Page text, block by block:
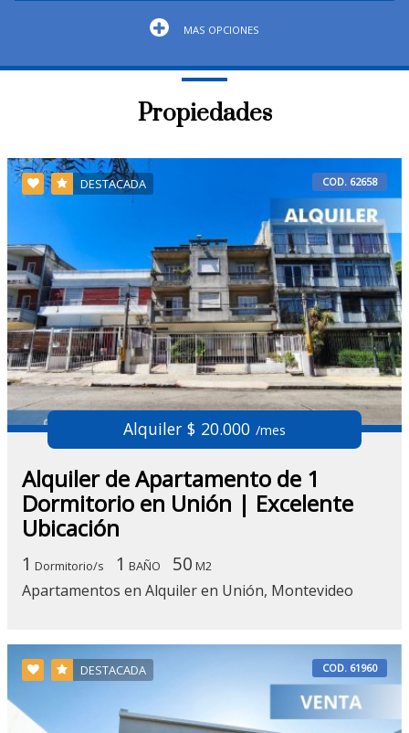
MAS OPCIONES
Propiedades
DESTACADA COD. 62658
Alquiler $ 20.000 /mes
Alquiler de Apartamento de 1
Dormitorio en Unión | Excelente
Ubicación
1 Dormitorio/s 1 BAÑO 50 M2
Apartamentos en Alquiler en Unión, Montevideo
DESTACADA COD. 61960